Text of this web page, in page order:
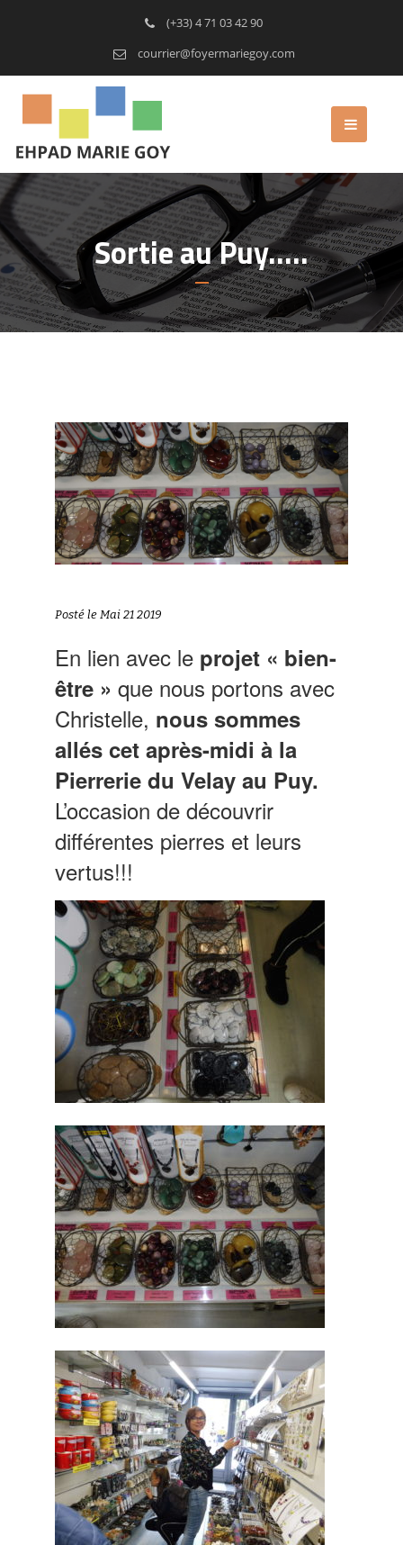
(+33) 4 71 03 42 90
courrier@foyermariegoy.com
Sortie au Puy…..
Posté le Mai 21 2019
En lien avec le projet « bien-
être » que nous portons avec
Christelle, nous sommes
allés cet après-midi à la
Pierrerie du Velay au Puy.
L’occasion de découvrir
différentes pierres et leurs
vertus!!!